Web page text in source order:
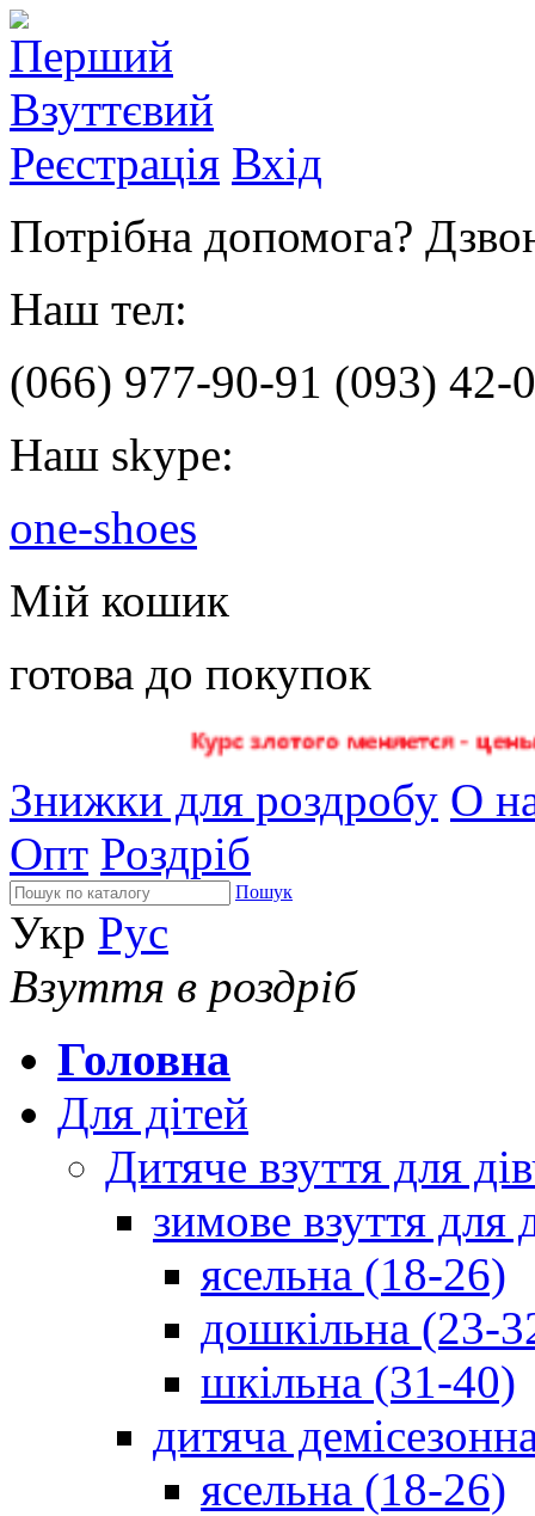
Реєстрація Вхід
Потрібна допомога?
Наш тел:
(066) 977-90-91 (093) 42-
Наш skype:
one-shoes
Мій кошик
готова до покупок
Знижки для роздробу О
Опт Роздріб
Пошук
Укр Рус
Взуття в роздріб
Головна
Для дітей
Дитяче взуття для
зимове взуття для
ясельна (18-26)
дошкільна (23-
шкільна (31-40)
дитяча
ясельна (18-26)